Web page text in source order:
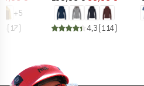
+5
(17) 4,3(114)